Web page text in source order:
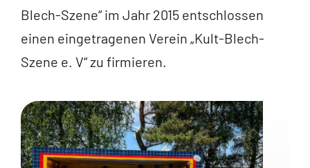
Blech-Szene“ im Jahr 2015 entschlossen
einen eingetragenen Verein „Kult-Blech-
Szene e. V“ zu firmieren.